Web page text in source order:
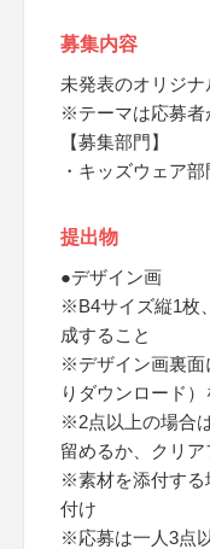
募集内容
未発表のオリジ
※テーマは応募者
【募集部門】
・キッズウェア部
提出物
●デザイン画
※B4サイズ縦1枚
成すること
※デザイン画裏面
りダウンロード
※2点以上の場合
留めるか、クリ
※素材を添付する
付け
※応募は一人3点